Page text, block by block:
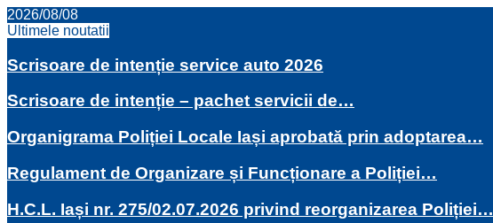
2026/08/08
Ultimele noutatii
Scrisoare de intenție service auto 2026
Scrisoare de intenție – pachet servicii de…
Organigrama Poliției Locale Iași aprobată prin adoptarea…
Regulament de Organizare și Funcționare a Poliției…
H.C.L. Iași nr. 275/02.07.2026 privind reorganizarea Poliției…